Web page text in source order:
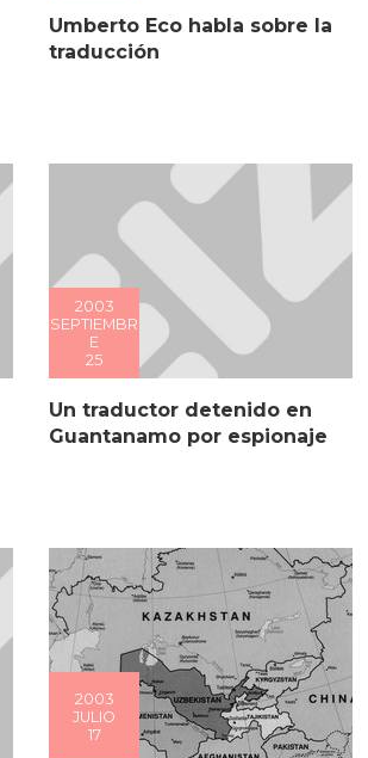
Umberto Eco habla sobre la
traducción
2003
SEPTIEMBR
E
25
Un traductor detenido en
Guantanamo por espionaje
2003
JULIO
17